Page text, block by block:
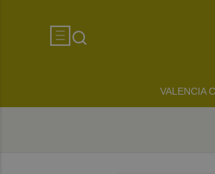
VALENCIA